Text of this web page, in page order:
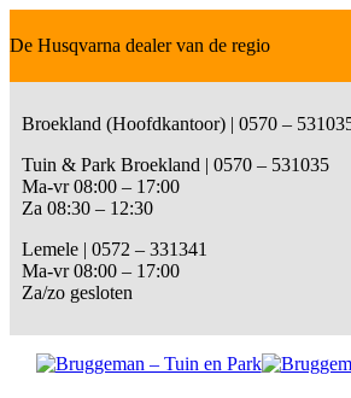
De Husqvarna dealer van de regio
Broekland (Hoofdkantoor) | 0570 –
Tuin & Park Broekland | 0570 – 531035
Ma-vr 08:00 – 17:00
Za 08:30 – 12:30
Lemele | 0572 – 331341
Ma-vr 08:00 – 17:00
Za/zo gesloten